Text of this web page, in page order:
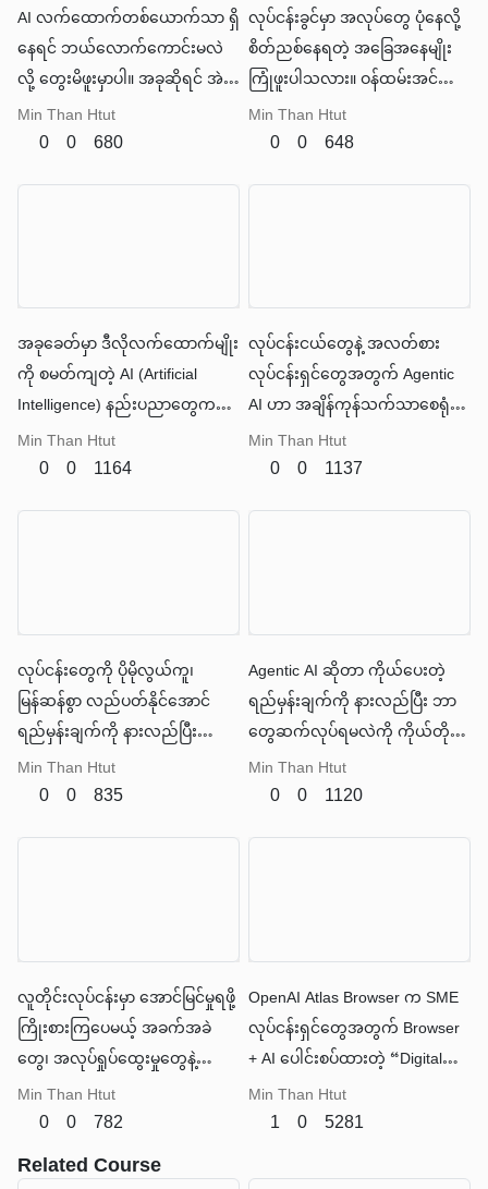
AI လက်ထောက်တစ်ယောက်သာ ရှိ
နေရင် ဘယ်လောက်ကောင်းမလဲ
လို့ တွေးမိဖူးမှာပါ။ အခုဆိုရင် အဲဒီ
လိုမျိုး အိပ်မက်တွေက တကယ်
ဖြစ်လာနေပါပြီ။ ဒါကို Agentic AI
Min Than Htut
0 0 680
လုပ်ငန်းခွင်မှာ အလုပ်တွေ ပုံနေလို့
စိတ်ညစ်နေရတဲ့ အခြေအနေမျိုး
ကြုံဖူးပါသလား။ ဝန်ထမ်းအင်အား
မလုံလောက်တာ၊ အချိန်မ
လုံလောက်တာ၊ ဒါမှမဟုတ်
Min Than Htut
0 0 648
အခုခေတ်မှာ ဒီလိုလက်ထောက်မျိုး
ကို စမတ်ကျတဲ့ AI (Artificial
Intelligence) နည်းပညာတွေကနေ
ဖန်တီးပေးနိုင်နေပါပြီ။ ဒါကို
"Agentic AI" လို့ ခေါ်ဆိုနိုင်ပါ
Min Than Htut
0 0 1164
လုပ်ငန်းငယ်တွေနဲ့ အလတ်စား
လုပ်ငန်းရှင်တွေအတွက် Agentic
AI ဟာ အချိန်ကုန်သက်သာစေရုံ
သာမက ကုန်ကျစရိတ်ကိုပါ
လျှော့ချပေးနိုင်ပါတယ်။
Min Than Htut
0 0 1137
လုပ်ငန်းတွေကို ပိုမိုလွယ်ကူ၊
မြန်ဆန်စွာ လည်ပတ်နိုင်အောင်
ရည်မှန်းချက်ကို နားလည်ပြီး
ကိုယ်တိုင် လုပ်ဆောင်ပေးနိုင်တဲ့
အသိဉာဏ်ရှိတဲ့ လက်ထောက် —
Min Than Htut
0 0 835
Agentic AI ဆိုတာ ကိုယ်ပေးတဲ့
ရည်မှန်းချက်ကို နားလည်ပြီး ဘာ
တွေဆက်လုပ်ရမလဲကို ကိုယ်တိုင်
စဉ်းစားဆုံးဖြတ်ကာ အလုပ်ကို အစ
အဆုံး ပြီးမြောက်အောင် လုပ်နိုင်တဲ့
Min Than Htut
0 0 1120
လူတိုင်းလုပ်ငန်းမှာ အောင်မြင်မှုရဖို့
ကြိုးစားကြပေမယ့် အခက်အခဲ
တွေ၊ အလုပ်ရှုပ်ထွေးမှုတွေနဲ့
ကြုံတွေ့နေရတာအမှန်ပါပဲ။
Min Than Htut
0 0 782
OpenAI Atlas Browser က SME
လုပ်ငန်းရှင်တွေအတွက် Browser
+ AI ပေါင်းစပ်ထားတဲ့ “Digital
Staff” တစ်ခုလိုပါပဲ။
Min Than Htut
1 0 5281
Related Course